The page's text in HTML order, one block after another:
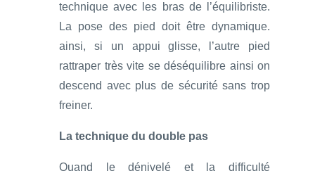
technique avec les bras de l’équilibriste.
La pose des pied doit être dynamique.
ainsi, si un appui glisse, l’autre pied
rattraper très vite se déséquilibre ainsi on
descend avec plus de sécurité sans trop
freiner.
La technique du double pas
Quand le dénivelé et la difficulté